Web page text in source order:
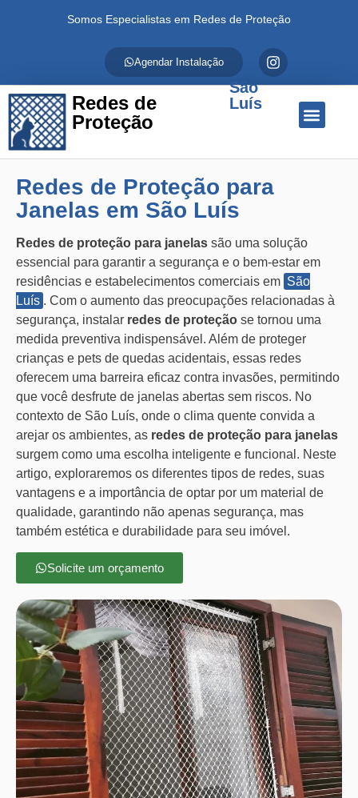
Somos Especialistas em Redes de Proteção
Agendar Instalação
Redes de
Proteção
São
Luís
Redes de Proteção para
Janelas em São Luís
Redes de proteção para janelas são uma solução
essencial para garantir a segurança e o bem-estar em
residências e estabelecimentos comerciais em São
Luís . Com o aumento das preocupações relacionadas à
segurança, instalar redes de proteção se tornou uma
medida preventiva indispensável. Além de proteger
crianças e pets de quedas acidentais, essas redes
oferecem uma barreira eficaz contra invasões, permitindo
que você desfrute de janelas abertas sem riscos. No
contexto de São Luís, onde o clima quente convida a
arejar os ambientes, as redes de proteção para janelas
surgem como uma escolha inteligente e funcional. Neste
artigo, exploraremos os diferentes tipos de redes, suas
vantagens e a importância de optar por um material de
qualidade, garantindo não apenas segurança, mas
também estética e durabilidade para seu imóvel.
Solicite um orçamento